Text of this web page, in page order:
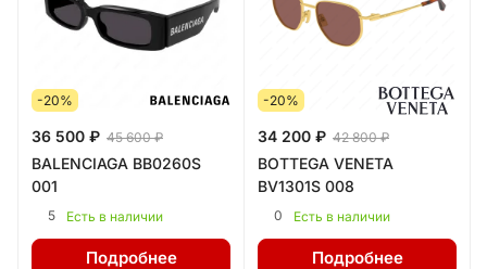
-20%
36 500 ₽ 45 600 ₽
BALENCIAGA BB0260S
001
5 Есть в наличии
Подробнее
-20%
34 200 ₽ 42 800 ₽
BOTTEGA VENETA
BV1301S 008
0 Есть в наличии
Подробнее